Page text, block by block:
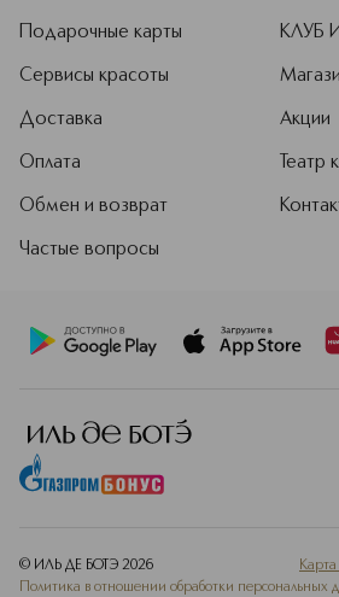
Подарочные карты
Сервисы красоты
Доставка
Оплата
Обмен и возврат
Частые вопросы
КЛУБ
Акции
Театр
© ИЛЬ ДЕ БОТЭ 2026
Карта
Политика в отношении обработки персональных